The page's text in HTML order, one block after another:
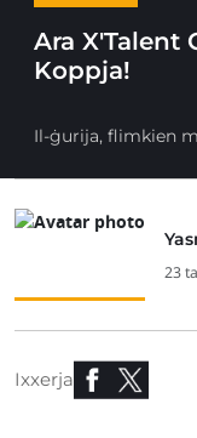
Ara X'Talent
Koppja!
Il-ġurija, flimkien
23
Ixxerja